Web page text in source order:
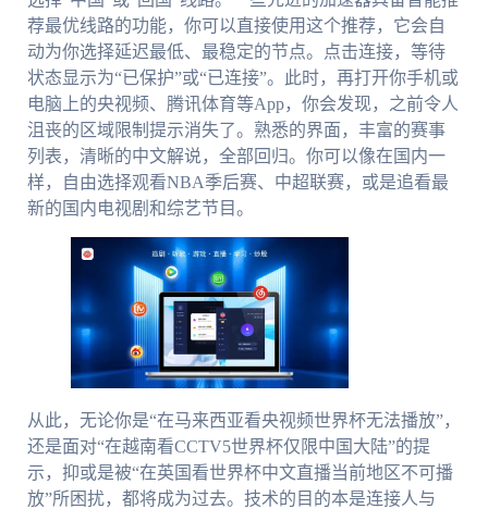
荐最优线路的功能，你可以直接使用这个推荐，它会自
动为你选择延迟最低、最稳定的节点。点击连接，等待
状态显示为“已保护”或“已连接”。此时，再打开你手机或
电脑上的央视频、腾讯体育等App，你会发现，之前令人
沮丧的区域限制提示消失了。熟悉的界面，丰富的赛事
列表，清晰的中文解说，全部回归。你可以像在国内一
样，自由选择观看NBA季后赛、中超联赛，或是追看最
新的国内电视剧和综艺节目。
从此，无论你是“在马来西亚看央视频世界杯无法播放”，
还是面对“在越南看CCTV5世界杯仅限中国大陆”的提
示，抑或是被“在英国看世界杯中文直播当前地区不可播
放”所困扰，都将成为过去。技术的目的本是连接人与